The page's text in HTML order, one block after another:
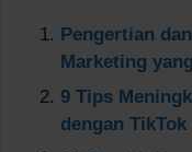
Pengertian
Marketing
9 Tips
dengan TikTok